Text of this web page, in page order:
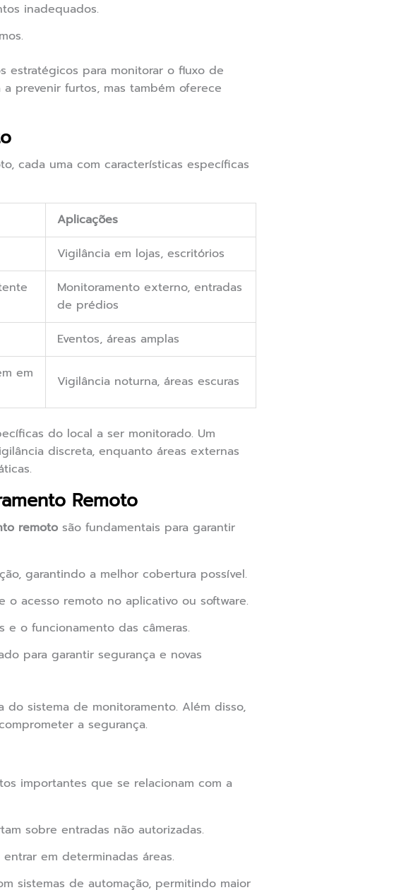
inadequados.
estratégicos para monitorar o fluxo de
prevenir furtos, mas também oferece
cada uma com características específicas
Aplicações
Vigilância em lojas, escritórios
Monitoramento externo, entradas
de prédios
Eventos, áreas amplas
em
Vigilância noturna, áreas escuras
do local a ser monitorado. Um
discreta, enquanto áreas externas
Remoto
remoto são fundamentais para garantir
garantindo a melhor cobertura possível.
acesso remoto no aplicativo ou software.
o funcionamento das câmeras.
para garantir segurança e novas
sistema de monitoramento. Além disso,
a segurança.
importantes que se relacionam com a
sobre entradas não autorizadas.
em determinadas áreas.
sistemas de automação, permitindo maior